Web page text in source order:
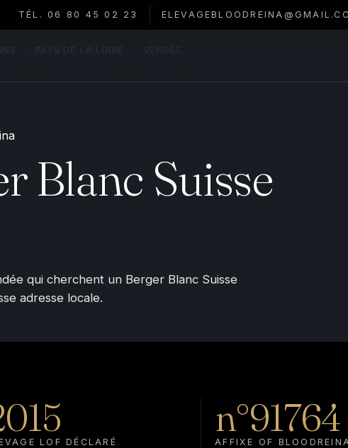
TÉL. 06 80 45 02 23
Blanc Suisse
qui cherchent un Berger Blanc Suisse
adresse locale.
LOF DÉCLARÉ
n°91764
AFFIXE OF